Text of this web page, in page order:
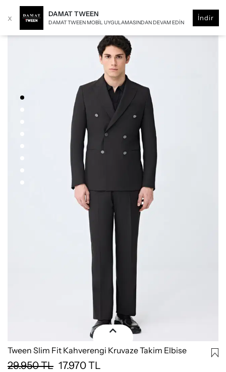
x DAMAT TWEEN
DAMAT TWEEN MOBIL UYGULAMASINDAN DEVAM EDIN
İndir
Tween Slim Fit Kahverengi Kruvaze Takim Elbise
29.950TL 17.970TL